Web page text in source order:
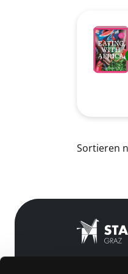
Zu den
Sortieren